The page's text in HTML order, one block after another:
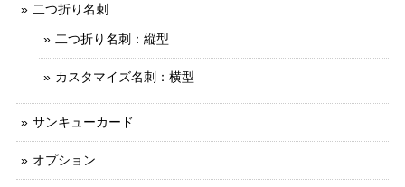
二つ折り名刺
二つ折り名刺：縦型
カスタマイズ名刺：横型
サンキューカード
オプション